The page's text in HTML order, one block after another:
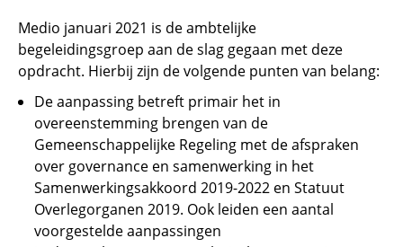
Medio januari 2021 is de ambtelijke
begeleidingsgroep aan de slag gegaan met deze
opdracht. Hierbij zijn de volgende punten van belang:
De aanpassing betreft primair het in
overeenstemming brengen van de
Gemeenschappelijke Regeling met de afspraken
over governance en samenwerking in het
Samenwerkingsakkoord 2019-2022 en Statuut
Overlegorganen 2019. Ook leiden een aantal
voorgestelde aanpassingen